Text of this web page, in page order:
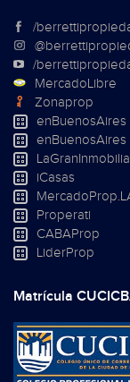
/
/
MercadoLibre
Zonaprop
enBuenosAires
enBuenosAires
iCasas
Properati
CABAProp
LiderProp
Matrícula